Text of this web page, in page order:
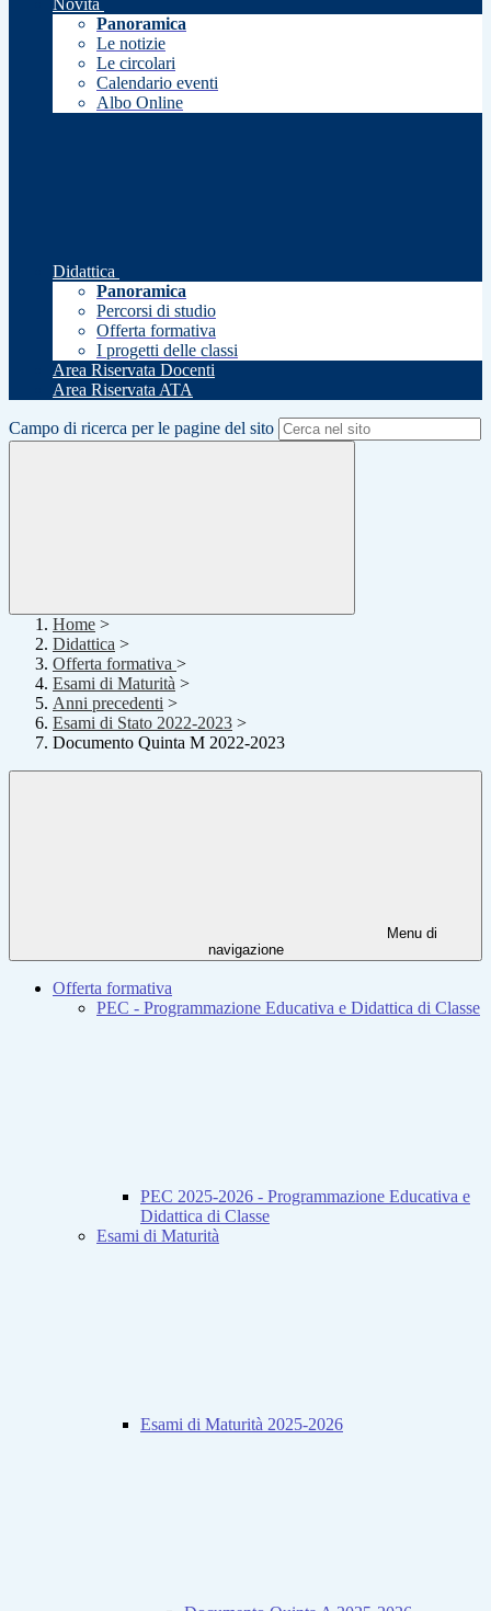
Novità
Panoramica
Le notizie
Le circolari
Calendario eventi
Albo Online
Didattica
Panoramica
Percorsi di studio
Offerta formativa
I progetti delle classi
Area Riservata Docenti
Area Riservata ATA
Campo di ricerca per le pagine del sito
Home >
Didattica >
Offerta formativa >
Esami di Maturità >
Anni precedenti >
Esami di Stato 2022-2023 >
Documento Quinta M 2022-2023
Menu di
navigazione
Offerta formativa
PEC - Programmazione Educativa e Didattica di Classe
PEC 2025-2026 - Programmazione Educativa e
Didattica di Classe
Esami di Maturità
Esami di Maturità 2025-2026